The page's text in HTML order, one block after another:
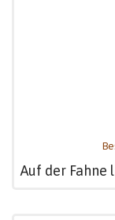
Auf der Fahne